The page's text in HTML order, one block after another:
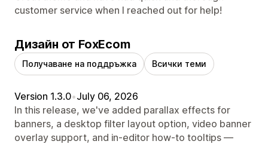
customer service when I reached out for help!
Дизайн от FoxEcom
Получаване на поддръжка Всички теми
Version 1.3.0•July 06, 2026
In this release, we've added parallax effects for
banners, a desktop filter layout option, video banner
overlay support, and in-editor how-to tooltips —